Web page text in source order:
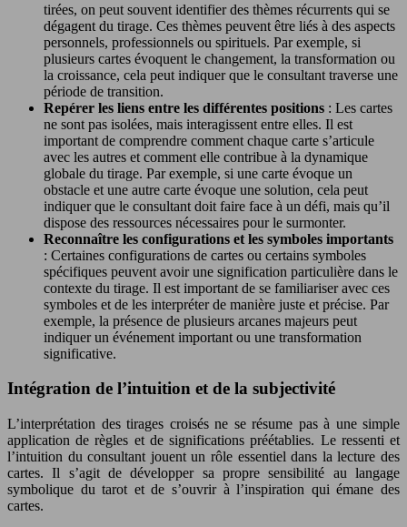
tirées, on peut souvent identifier des thèmes récurrents qui se
dégagent du tirage. Ces thèmes peuvent être liés à des aspects
personnels, professionnels ou spirituels. Par exemple, si
plusieurs cartes évoquent le changement, la transformation ou
la croissance, cela peut indiquer que le consultant traverse une
période de transition.
Repérer les liens entre les différentes positions : Les cartes
ne sont pas isolées, mais interagissent entre elles. Il est
important de comprendre comment chaque carte s’articule
avec les autres et comment elle contribue à la dynamique
globale du tirage. Par exemple, si une carte évoque un
obstacle et une autre carte évoque une solution, cela peut
indiquer que le consultant doit faire face à un défi, mais qu’il
dispose des ressources nécessaires pour le surmonter.
Reconnaître les configurations et les symboles importants
: Certaines configurations de cartes ou certains symboles
spécifiques peuvent avoir une signification particulière dans le
contexte du tirage. Il est important de se familiariser avec ces
symboles et de les interpréter de manière juste et précise. Par
exemple, la présence de plusieurs arcanes majeurs peut
indiquer un événement important ou une transformation
significative.
Intégration de l’intuition et de la subjectivité
L’interprétation des tirages croisés ne se résume pas à une simple
application de règles et de significations préétablies. Le ressenti et
l’intuition du consultant jouent un rôle essentiel dans la lecture des
cartes. Il s’agit de développer sa propre sensibilité au langage
symbolique du tarot et de s’ouvrir à l’inspiration qui émane des
cartes.